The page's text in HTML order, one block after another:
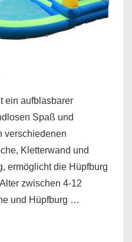
ein aufblasbarer
Spaß und
verschiedenen
Kletterwand und
ermöglicht die Hüpfburg
zwischen 4-12
und Hüpfburg …